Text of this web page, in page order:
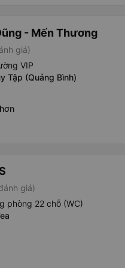
- Mến Thương
giá)
VIP
Tập (Quảng Bình)
giá)
phòng 22 chỗ (WC)